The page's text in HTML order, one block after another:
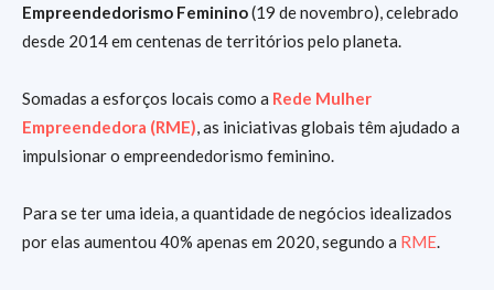
Empreendedorismo Feminino(19 de novembro), celebrado
desde 2014 em centenas de territórios pelo planeta.
Somadas a esforços locais como a Rede Mulher
Empreendedora (RME), as iniciativas globais têm ajudado a
impulsionar o empreendedorismo feminino.
Para se ter uma ideia, a quantidade de negócios idealizados
por elas aumentou 40% apenas em 2020, segundo a RME.